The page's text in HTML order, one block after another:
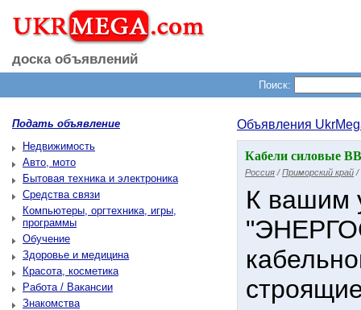
доска объявлений
Поиск:
Подать объявление
Недвижимость
Авто, мото
Бытовая техника и электроника
Средства связи
Компьютеры, оргтехника, игры,
программы
Обучение
Здоровье и медицина
Красота, косметика
Работа / Вакансии
Знакомства
Объявления
Кабели силовые
Россия /Приморский край /
К